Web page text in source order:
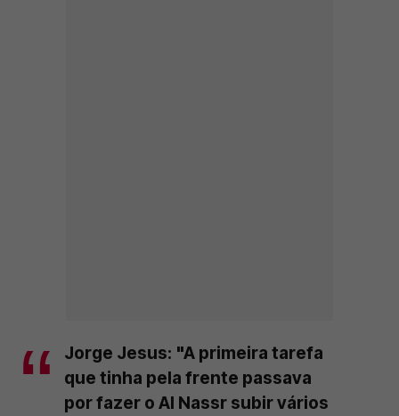
Jorge Jesus: "A primeira tarefa
que tinha pela frente passava
por fazer o Al Nassr subir vários